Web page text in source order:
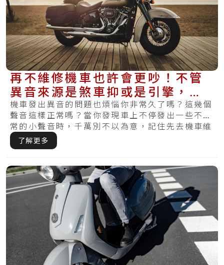
再不維修機車也許會更吵！不管
異音來源是煞車抑或是引擎，趕
快了解解決方式
機車發出異音的問題也煩惱你非常久了嗎？這幾個
聲音這樣正常嗎？當你發現車上不停發出一些不正
常的小聲音時，千萬別不以為意，記住先去機車維
修行.....
了解更多